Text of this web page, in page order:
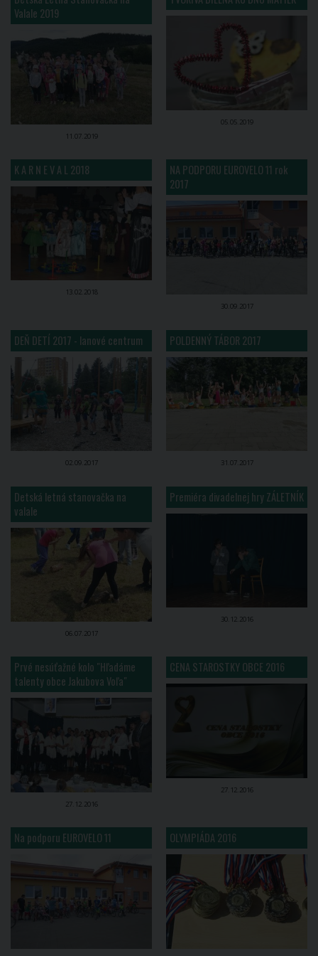
Valale 2019
11.07.2019
05.05.2019
K A R N E V A L 2018
13.02.2018
NA PODPORU EUROVELO 11 rok
2017
30.09.2017
DEŇ DETÍ 2017 - lanové centrum
02.09.2017
POLDENNÝ TÁBOR 2017
31.07.2017
Detská letná stanovačka na
valale
06.07.2017
Premiéra divadelnej hry ZÁLETNÍK
30.12.2016
Prvé nesúťažné kolo "Hľadáme
talenty obce Jakubova Voľa"
27.12.2016
CENA STAROSTKY OBCE 2016
27.12.2016
Na podporu EUROVELO 11 OLYMPIÁDA 2016